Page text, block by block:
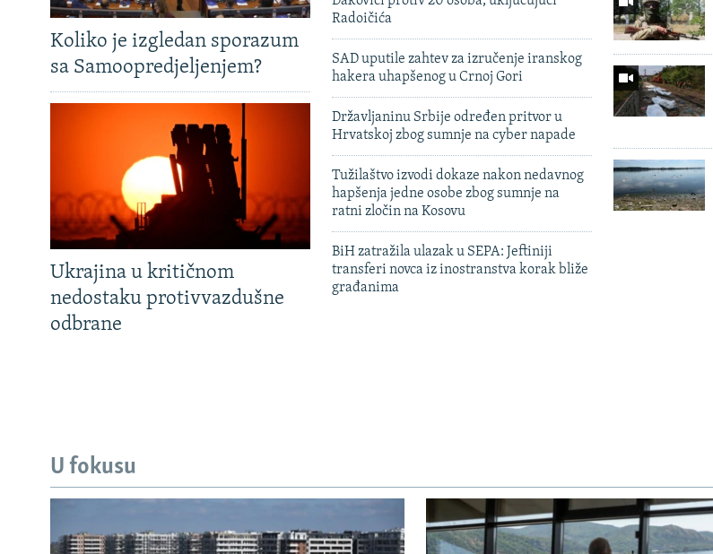
Koliko je izgledan sporazum
sa Samoopredjeljenjem?
Ukrajina u kritičnom
nedostaku protivvazdušne
odbrane
Radoičića
SAD uputile zahtev za izručenje iranskog
hakera uhapšenog u Crnoj Gori
Državljaninu Srbije određen pritvor u
Hrvatskoj zbog sumnje na cyber napade
Tužilaštvo izvodi dokaze nakon nedavnog
hapšenja jedne osobe zbog sumnje na
ratni zločin na Kosovu
BiH zatražila ulazak u SEPA: Jeftiniji
transferi novca iz inostranstva korak bliže
građanima
U fokusu